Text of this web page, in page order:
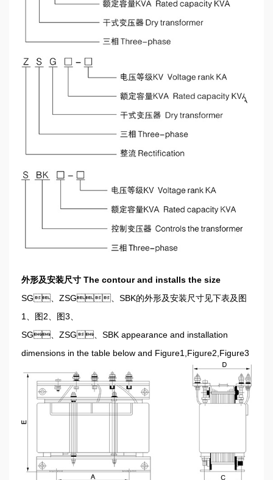
外形及安装尺寸 The contour and installs the size
SG、ZSG、SBK的外形及安装尺寸见下表及图
1、图2、图3、
SG、ZSG、SBK appearance and installation
dimensions in the table below and Figure1,Figure2,Figure3